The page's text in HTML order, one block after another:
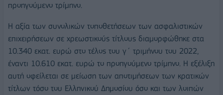
προηγούμενο τρίμηνο.
Η αξία των συνολικών τοποθετήσεων των ασφαλιστικών
επιχειρήσεων σε χρεωστικούς τίτλους διαμορφώθηκε στα
10.340 εκατ. ευρώ στο τέλος του γ΄ τριμήνου του 2022,
έναντι 10.610 εκατ. ευρώ το προηγούμενο τρίμηνο. Η εξέλιξη
αυτή οφείλεται σε μείωση των αποτιμήσεων των κρατικών
τίτλων τόσο του Ελληνικού Δημοσίου όσο και των λοιπών